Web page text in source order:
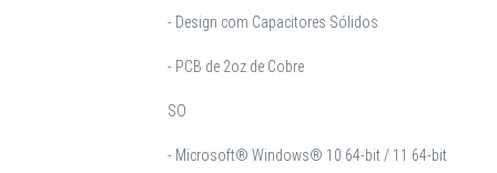
- Design com Capacitores Sólidos
- PCB de 2oz de Cobre
SO
- Microsoft® Windows® 10 64-bit / 11 64-bit